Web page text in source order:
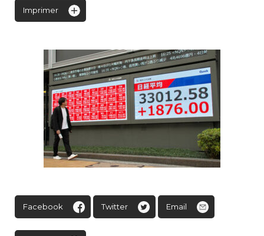
Imprimer
Facebook Twitter Email